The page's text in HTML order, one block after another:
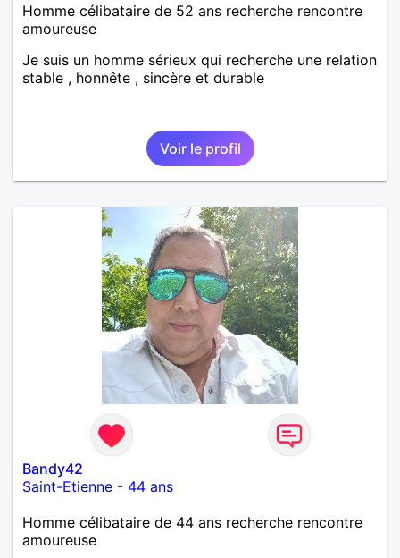
Homme célibataire de 52 ans recherche rencontre
amoureuse
Je suis un homme sérieux qui recherche une relation
stable , honnête , sincère et durable
Voir le profil
Bandy42
Saint-Etienne - 44 ans
Homme célibataire de 44 ans recherche rencontre
amoureuse